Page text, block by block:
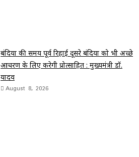
बंदियों की समय पूर्व रिहाई दूसरे बंदियों को भी अच्छे
आचरण के लिए करेगी प्रोत्साहित : मुख्यमंत्री डॉ.
यादव
August 8, 2026